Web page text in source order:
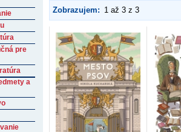
Zobrazujem: 1 až 3 z 3
pre
a